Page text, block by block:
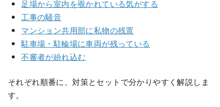
足場から室内を覗かれている気がする
工事の騒音
マンション共用部に私物の残置
駐車場・駐輪場に車両が残っている
不審者が紛れ込む
それぞれ順番に、対策とセットで分かりやすく解説しま
す。